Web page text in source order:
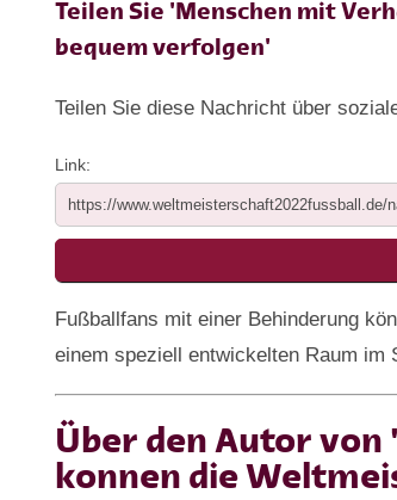
Teilen Sie 'Menschen mit
bequem verfolgen'
Teilen Sie diese Nachricht über
Link:
Fußballfans mit einer Behinderung
einem speziell entwickelten Raum im
Über den Autor
konnen die